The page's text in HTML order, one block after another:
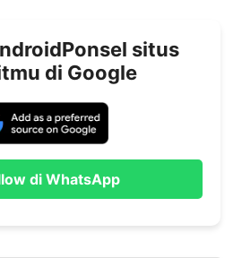
situs
di Google
di WhatsApp